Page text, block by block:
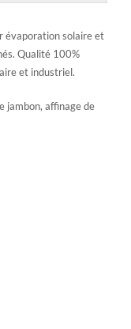
évaporation solaire et
Qualité 100%
et industriel.
jambon, affinage de